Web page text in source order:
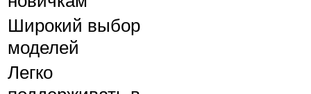
Широкий выбор
моделей
Легко